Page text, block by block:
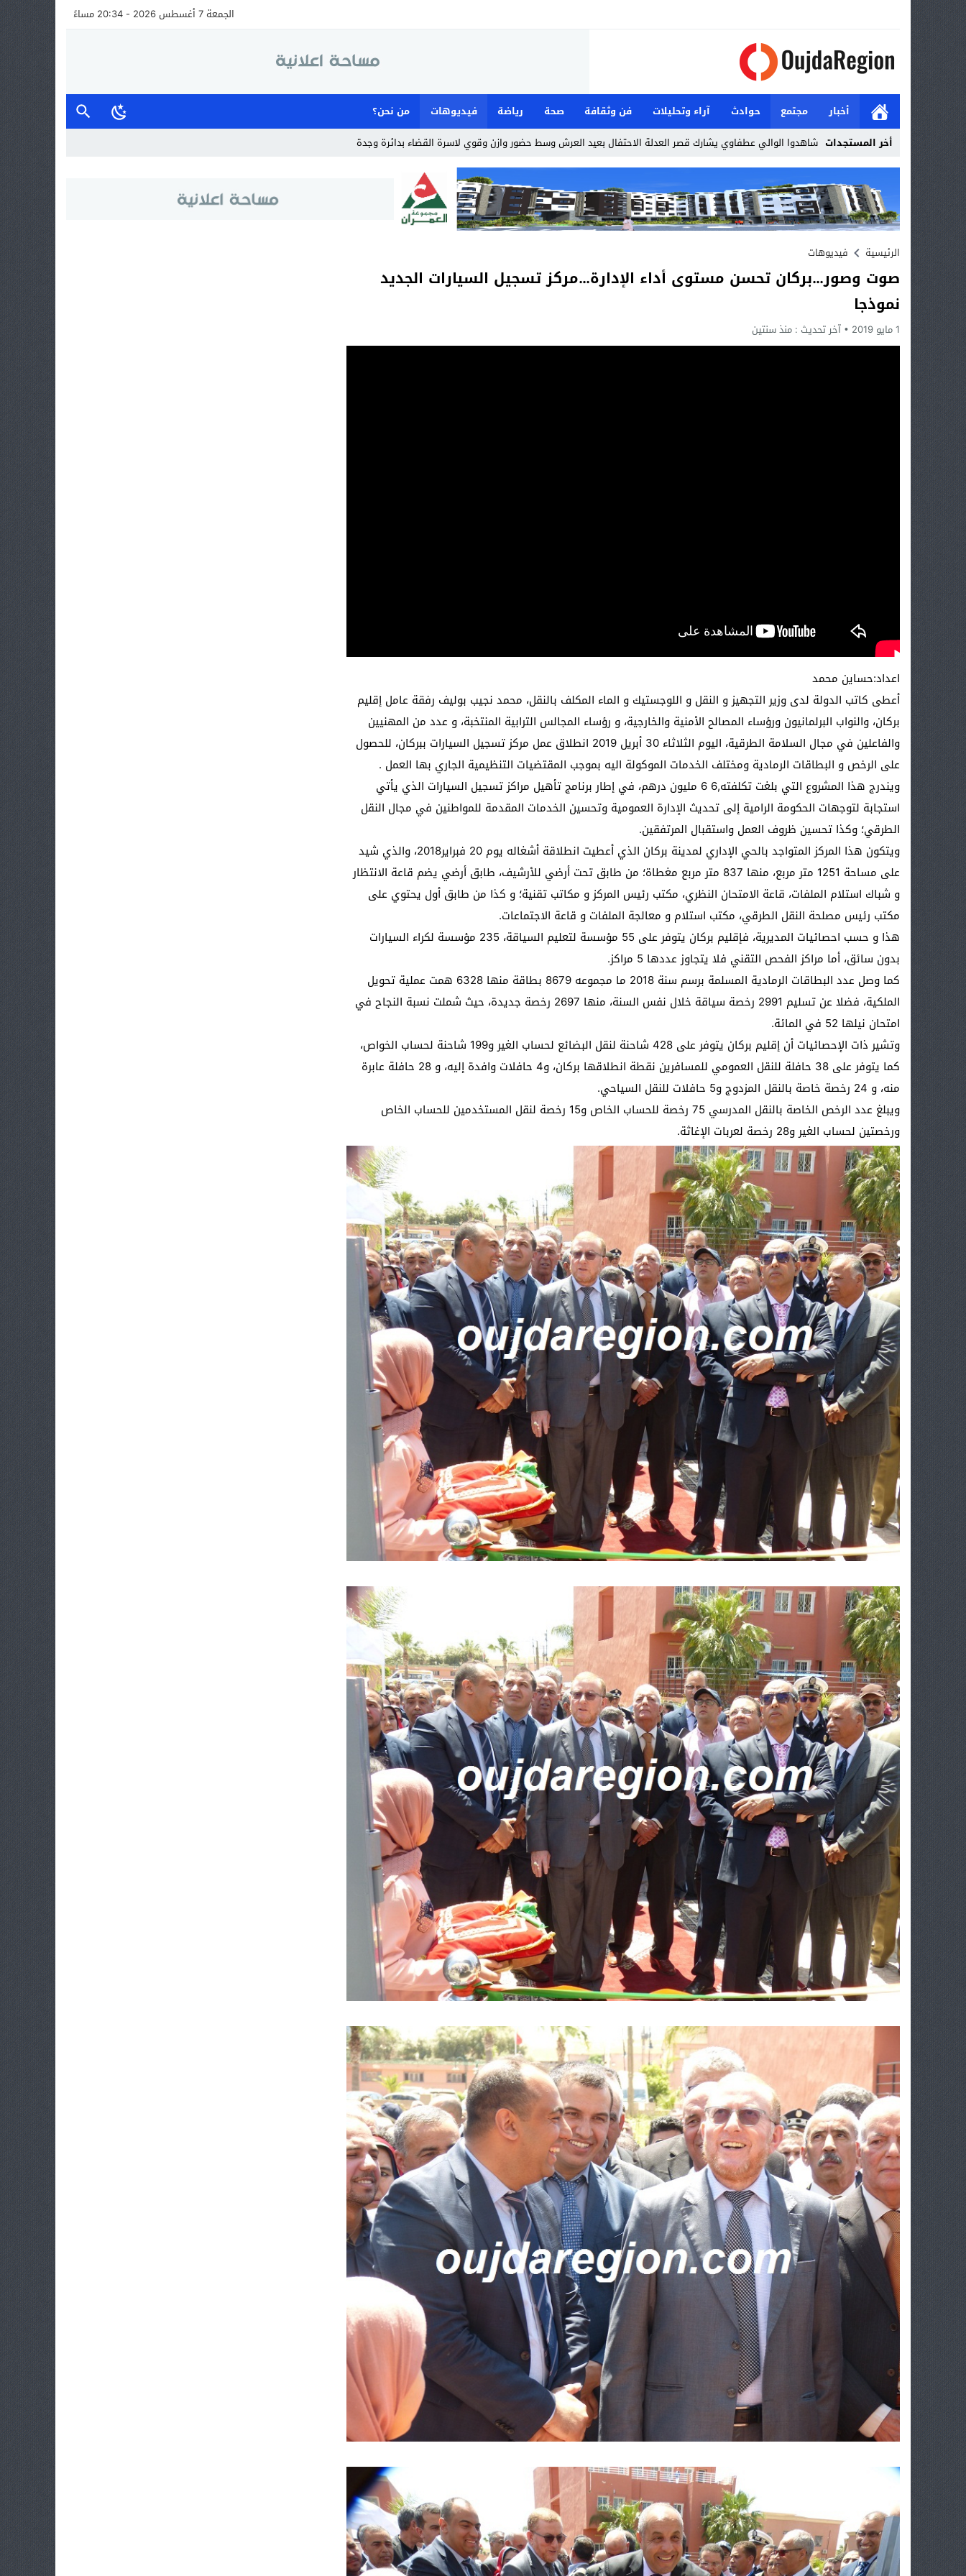
الجمعة 7 أغسطس 2026 - 20:34 مساءً
أخبار مجتمع حوادث آراء وتحليلات فن وثقافة صحة رياضة فيديوهات
من نحن؟
أخر المستجدات وجدة..SRM كتقوم ب _
Stop
Previous
Next
الرئيسية
فيديوهات
صوت وصور…بركان تحسن مستوى أداء الإدارة…مركز تسجيل السيارات الجديد
نموذجا
1 مايو 2019 آخر تحديث : منذ سنتين
اعداد:حساين محمد
أعطى كاتب الدولة لدى وزير التجهيز و النقل و اللوجستيك و الماء المكلف بالنقل، محمد نجيب بوليف رفقة عامل إقليم
بركان، والنواب البرلمانيون ورؤساء المصالح الأمنية والخارجية، و رؤساء المجالس الترابية المنتخبة، و عدد من المهنيين
والفاعلين في مجال السلامة الطرقية، اليوم الثلاثاء 30 أبريل 2019 انطلاق عمل مركز تسجيل السيارات ببركان، للحصول
على الرخص و البطاقات الرمادية ومختلف الخدمات الموكولة اليه بموجب المقتضيات التنظيمية الجاري بها العمل .
ويندرج هذا المشروع التي بلغت تكلفته,6 6 مليون درهم، في إطار برنامج تأهيل مراكز تسجيل السيارات الذي يأتي
استجابة لتوجهات الحكومة الرامية إلى تحديث الإدارة العمومية وتحسين الخدمات المقدمة للمواطنين في مجال النقل
الطرقي؛ وكذا تحسين ظروف العمل واستقبال المرتفقين.
ويتكون هذا المركز المتواجد بالحي الإداري لمدينة بركان الذي أعطيت انطلاقة أشغاله يوم 20 فبراير2018، والذي شيد
على مساحة 1251 متر مربع، منها 837 متر مربع مغطاة؛ من طابق تحت أرضي للأرشيف، طابق أرضي يضم قاعة الانتظار
و شباك استلام الملفات، قاعة الامتحان النظري، مكتب رئيس المركز و مكاتب تقنية؛ و كذا من طابق أول يحتوي على
مكتب رئيس مصلحة النقل الطرقي، مكتب استلام و معالجة الملفات و قاعة الاجتماعات.
هذا و حسب احصائيات المديرية، فإقليم بركان يتوفر على 55 مؤسسة لتعليم السياقة، 235 مؤسسة لكراء السيارات
بدون سائق، أما مراكز الفحص التقني فلا يتجاوز عددها 5 مراكز.
كما وصل عدد البطاقات الرمادية المسلمة برسم سنة 2018 ما مجموعه 8679 بطاقة منها 6328 همت عملية تحويل
الملكية، فضلا عن تسليم 2991 رخصة سياقة خلال نفس السنة، منها 2697 رخصة جديدة، حيث شملت نسبة النجاح في
امتحان نيلها 52 في المائة.
وتشير ذات الإحصائيات أن إقليم بركان يتوفر على 428 شاحنة لنقل البضائع لحساب الغير و199 شاحنة لحساب الخواص،
كما يتوفر على 38 حافلة للنقل العمومي للمسافرين نقطة انطلاقها بركان، و4 حافلات وافدة إليه، و 28 حافلة عابرة
منه، و 24 رخصة خاصة بالنقل المزدوج و5 حافلات للنقل السياحي.
ويبلغ عدد الرخص الخاصة بالنقل المدرسي 75 رخصة للحساب الخاص و15 رخصة لنقل المستخدمين للحساب الخاص
ورخصتين لحساب الغير و28 رخصة لعربات الإغاثة.